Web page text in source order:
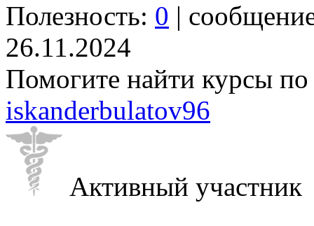
Полезность: 0 |
26.11.2024
Помогите найти курсы
iskanderbulatov96
Активный участник